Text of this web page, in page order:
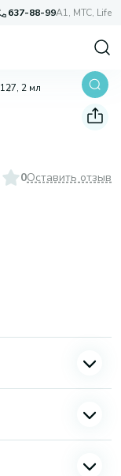
637-88-99A1, МТС, Life
127, 2 мл
0Оставить отзыв